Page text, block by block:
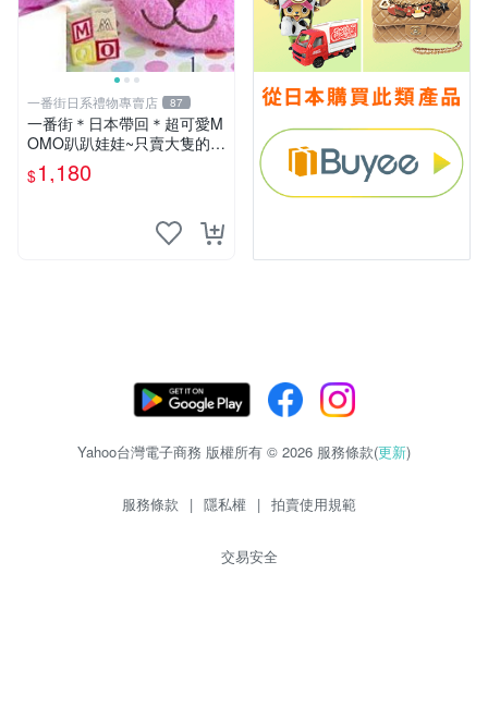
一番街日系禮物專賣店 87
一番街＊日本帶回＊超可愛M
OMO趴趴娃娃~只賣大隻的1
號~單隻價～生日禮物
$1,180
Yahoo台灣電子商務 版權所有 © 2026 服務條款(更新)
服務條款 | 隱私權 | 拍賣使用規範
交易安全